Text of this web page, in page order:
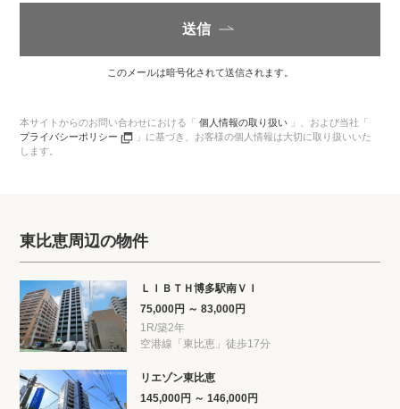
送信
このメールは暗号化されて送信されます。
本サイトからのお問い合わせにおける「個人情報の取り扱い 」、 および当社「
プライバシーポリシー
」に基づき、 お客様の個人情報は大切に取り扱いいた
します。
東比恵周辺の物件
ＬＩＢＴＨ博多駅南ＶＩ
75,000円 ～ 83,000円
1R/築2年
空港線「東比恵」徒歩17分
リエゾン東比恵
145,000円 ～ 146,000円